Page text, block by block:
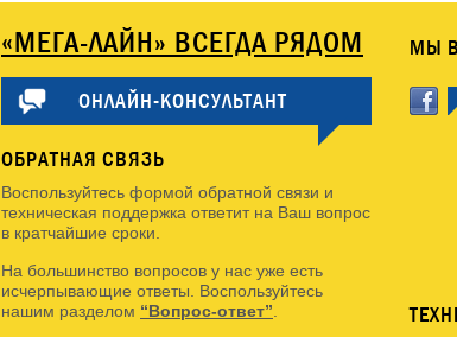
«МЕГА-ЛАЙН» ВСЕГДА РЯДОМ
ОНЛАЙН-КОНСУЛЬТАНТ
ОБРАТНАЯ СВЯЗЬ
Воспользуйтесь формой обратной связи и
техническая поддержка ответит на Ваш вопрос
в кратчайшие сроки.
На большинство вопросов у нас уже есть
исчерпывающие ответы. Воспользуйтесь
нашим разделом “Вопрос-ответ”
МЫ